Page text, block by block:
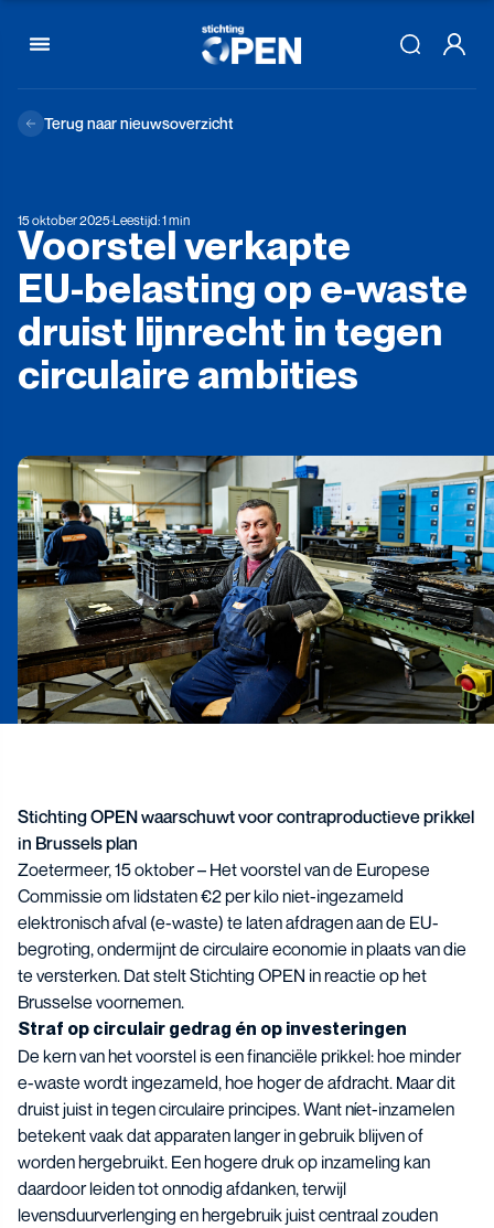
Terug naar nieuwsoverzicht
15 oktober 2025·Leestijd: 1 min
Voorstelverkapte
EU-belasting op e-waste
druist lijnrecht in tegen
circulaire ambities
Stichting OPEN waarschuwt voor contraproductieve prikkel
in Brussels plan
Zoetermeer, 15 oktober – Het voorstel van de Europese
Commissie om lidstaten €2 per kilo niet-ingezameld
elektronisch afval (e-waste) te laten afdragen aan de EU-
begroting, ondermijnt de circulaire economie in plaats van die
te versterken. Dat stelt Stichting OPEN in reactie op het
Brusselse voornemen.
Straf op circulair gedrag én op investeringen
De kern van het voorstel is een financiële prikkel: hoe minder
e-waste wordt ingezameld, hoe hoger de afdracht. Maar dit
druist juist in tegen circulaire principes. Want níet-inzamelen
betekent vaak dat apparaten langer in gebruik blijven of
worden hergebruikt. Een hogere druk op inzameling kan
daardoor leiden tot onnodig afdanken, terwijl
levensduurverlenging en hergebruik juist centraal zouden